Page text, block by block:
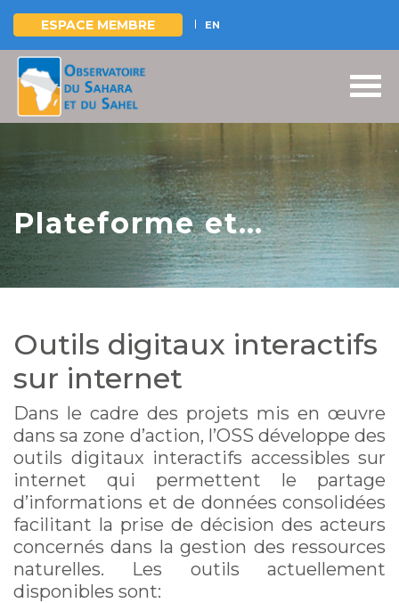
Aller
contenu
principal
ESPACE MEMBRE EN
Plateforme et
données
Outils digitaux interactifs
sur internet
Dans le cadre des projets mis en œuvre
dans sa zone d’action, l’OSS développe des
outils digitaux interactifs accessibles sur
internet qui permettent le partage
d’informations et de données consolidées
facilitant la prise de décision des acteurs
concernés dans la gestion des ressources
naturelles. Les outils actuellement
disponibles sont: